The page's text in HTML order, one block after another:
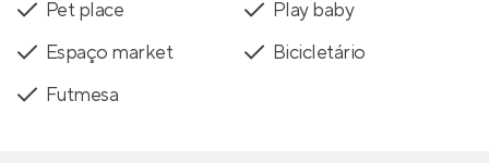
Pet place
Play baby
Espaço market
Bicicletário
Futmesa